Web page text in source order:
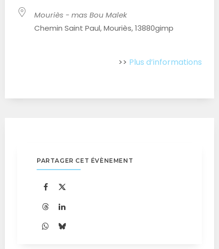
Mouriès - mas Bou Malek
Chemin Saint Paul, Mouriès, 13880gimp
>> Plus d’informations
PARTAGER CET ÉVÈNEMENT